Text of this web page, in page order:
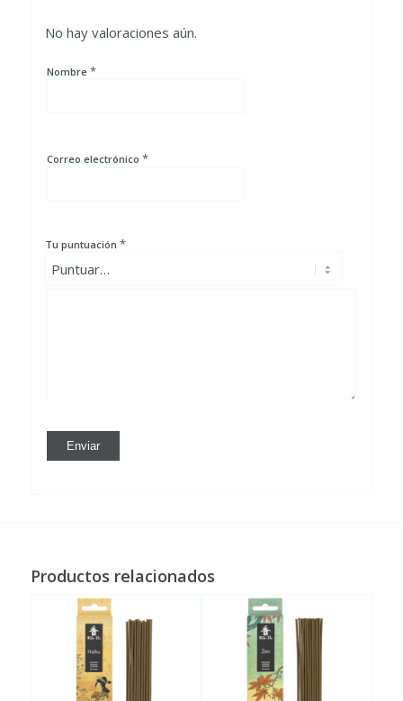
No hay valoraciones aún.
Nombre *
Correo electrónico *
Tu puntuación *
Productos relacionados